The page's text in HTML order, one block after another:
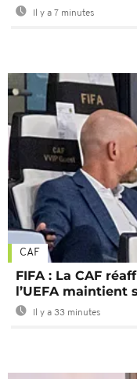
Il y a 7 minutes
CAF
FIFA : La CAF
l’UEFA maintient
Il y a 33 minutes